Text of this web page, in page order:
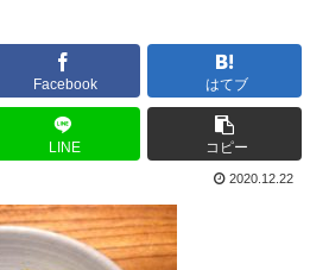
Facebook はてブ
LINE コピー
2020.12.22